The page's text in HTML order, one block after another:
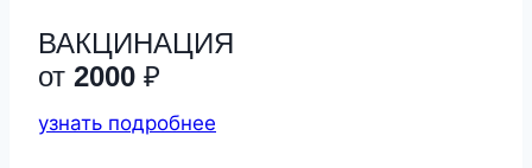
ВАКЦИНАЦИЯ
от 2000 ₽
узнать подробнее